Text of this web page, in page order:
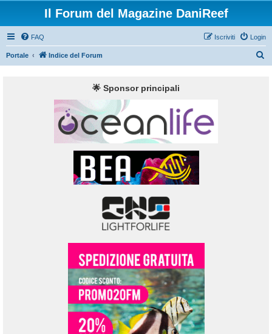
Il Forum del Magazine DaniReef
FAQ Login
Iscriviti
Portale Indice del Forum
🌟 Sponsor principali